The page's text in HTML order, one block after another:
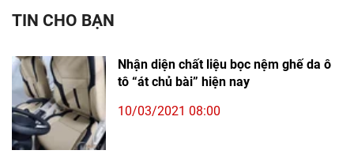
TIN CHO BẠN
Nhận diện chất liệu bọc nệm ghế da ô
tô “át chủ bài” hiện nay
10/03/2021 08:00